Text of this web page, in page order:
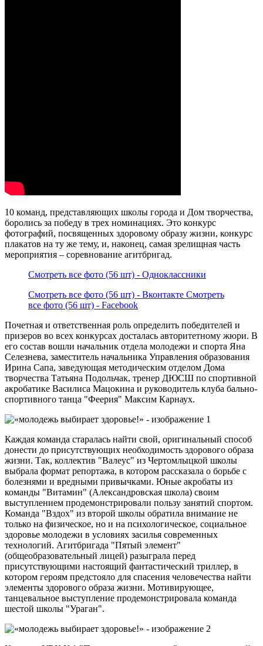
10 команд, представляющих школы города и Дом творчества,
боролись за победу в трех номинациях. Это конкурс
фотографий, посвященных здоровому образу жизни, конкурс
плакатов на ту же тему, и, наконец, самая зрелищная часть
мероприятия – соревнование агитбригад.
Смотреть все фото (56 шт) - Одноклассники
Смотреть все фото (56 шт) - Вконтакте Смотреть
все фото (56 шт) - Facebook
Почетная и ответственная роль определить победителей и
призеров во всех конкурсах досталась авторитетному жюри. В
его состав вошли начальник отдела молодежи и спорта Яна
Селезнева, заместитель начальника Управления образования
Ирина Сапа, заведующая методическим отделом Дома
творчества Татьяна Подольчак, тренер ДЮСШ по спортивной
акробатике Василиса Мацокина и руководитель клуба бально-
спортивного танца "Феерия" Максим Карнаух.
Каждая команда старалась найти свой, оригинальный способ
донести до присутствующих необходимость здорового образа
жизни. Так, коллектив "Валеус" из Чертомлыцкой школы
выбрала формат репортажа, в котором рассказала о борьбе с
болезнями и вредными привычками. Юные акробаты из
команды "Витамин" (Александровская школа) своим
выступлением продемонстрировали пользу занятий спортом.
Команда "Вздох" из второй школы обратила внимание не
только на физическое, но и на психологическое, социальное
здоровье молодежи в условиях засилья современных
технологий. Агитбригада "Пятый элемент"
(общеобразовательный лицей) разыграла перед
присутствующими настоящий фантастический триллер, в
котором героям предстояло для спасения человечества найти
элементы здорового образа жизни. Мотивирующее,
танцевальное выступление продемонстрировала команда
шестой школы "Ураган".